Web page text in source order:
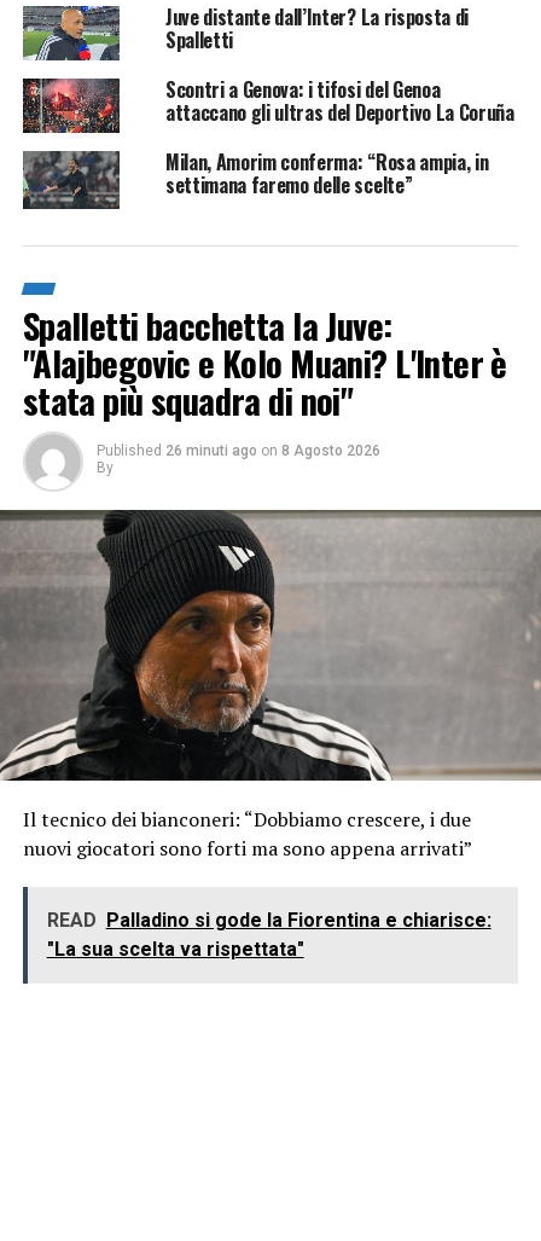
Juve distante dall’Inter? La risposta di
Spalletti
Scontri a Genova: i tifosi del Genoa
attaccano gli ultras del Deportivo La Coruña
Milan, Amorim conferma: “Rosa ampia, in
settimana faremo delle scelte”
Spalletti bacchetta la Juve:
"Alajbegovic e Kolo Muani? L'Inter è
stata più squadra di noi"
Published 26 minuti ago on 8 Agosto 2026
By
Il tecnico dei bianconeri: “Dobbiamo crescere, i due
nuovi giocatori sono forti ma sono appena arrivati”
READ Palladino si gode la Fiorentina e chiarisce:
"La sua scelta va rispettata"